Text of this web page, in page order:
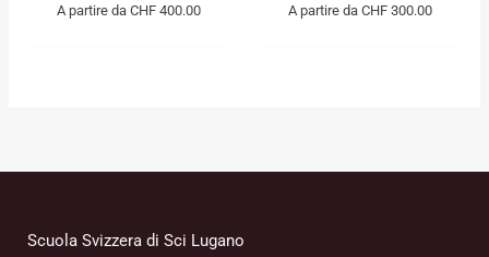
A partire daCHF 400.00 A partire da CHF300.00
Scuola Svizzera di Sci Lugano